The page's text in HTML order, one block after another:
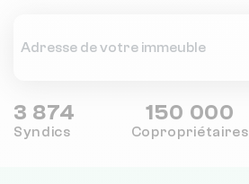
3 874
Syndics
150 000
Copropriétaires